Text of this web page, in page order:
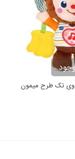
وی تک طرح میمون